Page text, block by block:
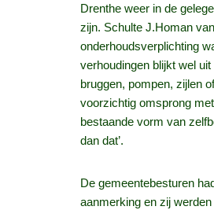
Drenthe weer in de
zijn. Schulte J.Homan
onderhoudsverplichting
verhoudingen blijkt wel
bruggen, pompen, zijlen
voorzichtig omsprong
bestaande vorm van
dan dat’.
De gemeentebesturen
aanmerking en zij